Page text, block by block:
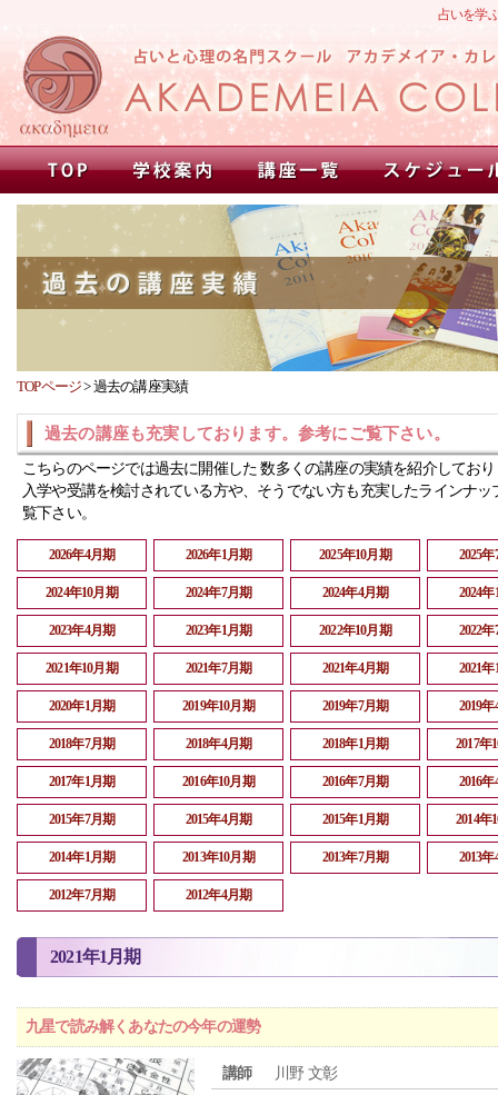
占いを学
TOPページ>過去の講座実績
過去の講座も充実しております。参考にご覧下さい。
こちらのページでは過去に開催した 数多くの講座の実績を紹介してお
入学や受講を検討されている方や、そうでない方も充実したラインナッ
覧下さい。
2026年4月期 2026年1月期 2025年10月期 2025
2024年10月期 2024年7月期 2024年4月期 2024
2023年4月期 2023年1月期 2022年10月期 2022
2021年10月期 2021年7月期 2021年4月期 2021
2020年1月期 2019年10月期 2019年7月期 2019
2018年7月期 2018年4月期 2018年1月期 2017年
2017年1月期 2016年10月期 2016年7月期 2016
2015年7月期 2015年4月期 2015年1月期 2014年
2014年1月期 2013年10月期 2013年7月期 2013
2012年7月期 2012年4月期
2021年1月期
九星で読み解くあなたの今年の運勢
講師
川野 文彰